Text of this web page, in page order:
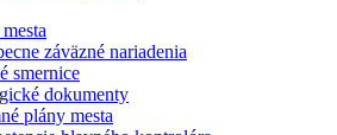
záväzné nariadenia
smernice
dokumenty
plány mesta